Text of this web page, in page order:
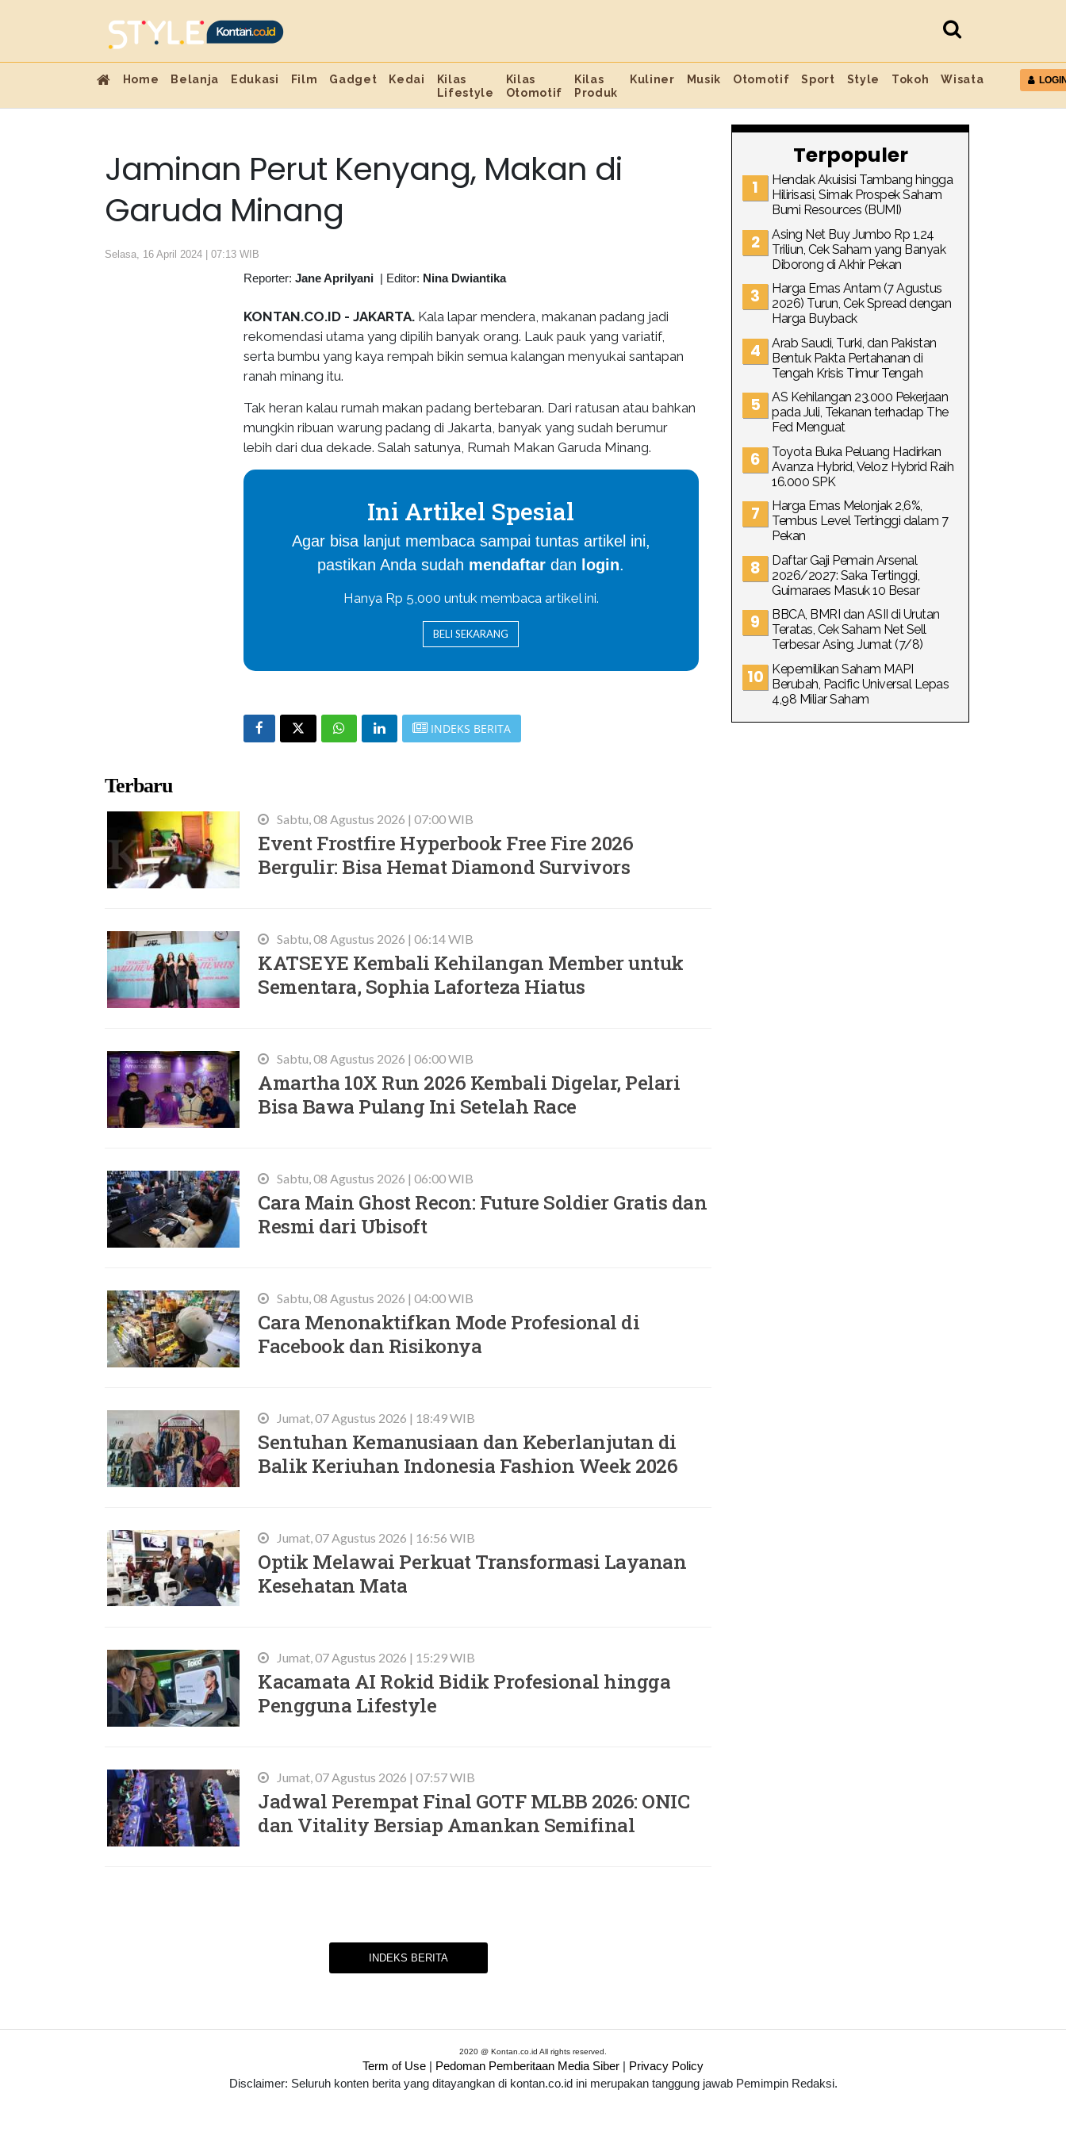
Home Belanja Edukasi Film Gadget Kedai
Kilas
Lifestyle
Kilas
Otomotif
Kilas
Produk
Kuliner Musik Otomotif Sport Style Tokoh Wisata
Jaminan Perut Kenyang, Makan di
Garuda Minang
Selasa, 16 April 2024 | 07:13 WIB
Reporter: Jane Aprilyani | Editor: Nina Dwiantika
KONTAN.CO.ID - JAKARTA. Kala lapar mendera, makanan padang jadi
rekomendasi utama yang dipilih banyak orang. Lauk pauk yang variatif,
serta bumbu yang kaya rempah bikin semua kalangan menyukai santapan
ranah minang itu.
Tak heran kalau rumah makan padang bertebaran. Dari ratusan atau bahkan
mungkin ribuan warung padang di Jakarta, banyak yang sudah berumur
lebih dari dua dekade. Salah satunya, Rumah Makan Garuda Minang.
Ini Artikel Spesial
Agar bisa lanjut membaca sampai tuntas artikel ini,
pastikan Anda sudah mendaftar dan login.
Hanya Rp 5,000 untuk membaca artikel ini.
BELI SEKARANG
INDEKS BERITA
Terbaru
Sabtu, 08 Agustus 2026 | 07:00 WIB
Event Frostfire Hyperbook Free Fire 2026
Bergulir: Bisa Hemat Diamond Survivors
Sabtu, 08 Agustus 2026 | 06:14 WIB
KATSEYE Kembali Kehilangan Member untuk
Sementara, Sophia Laforteza Hiatus
Sabtu, 08 Agustus 2026 | 06:00 WIB
Amartha 10X Run 2026 Kembali Digelar, Pelari
Bisa Bawa Pulang Ini Setelah Race
Sabtu, 08 Agustus 2026 | 06:00 WIB
Cara Main Ghost Recon: Future Soldier Gratis dan
Resmi dari Ubisoft
Sabtu, 08 Agustus 2026 | 04:00 WIB
Cara Menonaktifkan Mode Profesional di
Facebook dan Risikonya
Jumat, 07 Agustus 2026 | 18:49 WIB
Sentuhan Kemanusiaan dan Keberlanjutan di
Balik Keriuhan Indonesia Fashion Week 2026
Jumat, 07 Agustus 2026 | 16:56 WIB
Optik Melawai Perkuat Transformasi Layanan
Kesehatan Mata
Jumat, 07 Agustus 2026 | 15:29 WIB
Kacamata AI Rokid Bidik Profesional hingga
Pengguna Lifestyle
Jumat, 07 Agustus 2026 | 07:57 WIB
Jadwal Perempat Final GOTF MLBB 2026: ONIC
dan Vitality Bersiap Amankan Semifinal
INDEKS BERITA
Terpopuler
Hendak Akuisisi Tambang hingga
Hilirisasi, Simak Prospek Saham
Bumi Resources (BUMI)
Asing Net Buy Jumbo Rp 1,24
Triliun, Cek Saham yang Banyak
Diborong di Akhir Pekan
Harga Emas Antam (7 Agustus
2026) Turun, Cek Spread dengan
Harga Buyback
Arab Saudi, Turki, dan Pakistan
Bentuk Pakta Pertahanan di
Tengah Krisis Timur Tengah
AS Kehilangan 23.000 Pekerjaan
pada Juli, Tekanan terhadap The
Fed Menguat
Toyota Buka Peluang Hadirkan
Avanza Hybrid, Veloz Hybrid Raih
16.000 SPK
Harga Emas Melonjak 2,6%,
Tembus Level Tertinggi dalam 7
Pekan
Daftar Gaji Pemain Arsenal
2026/2027: Saka Tertinggi,
Guimaraes Masuk 10 Besar
BBCA, BMRI dan ASII di Urutan
Teratas, Cek Saham Net Sell
Terbesar Asing, Jumat (7/8)
Kepemilikan Saham MAPI
Berubah, Pacific Universal Lepas
4,98 Miliar Saham
2020 @ Kontan.co.id All rights reserved.
Term of Use | Pedoman Pemberitaan Media Siber | Privacy Policy
Disclaimer: Seluruh konten berita yang ditayangkan di kontan.co.id ini merupakan tanggung jawab Pemimpin Redaksi.